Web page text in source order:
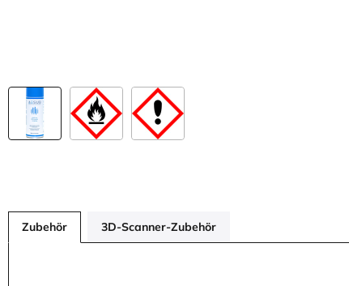
Zubehör 3D-Scanner-Zubehör